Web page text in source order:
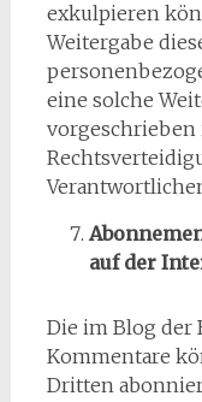
exkulpieren
Weitergabe
eine solche
vorgeschrieben
auf der
Die im Blog der
Kommentare
Dritten